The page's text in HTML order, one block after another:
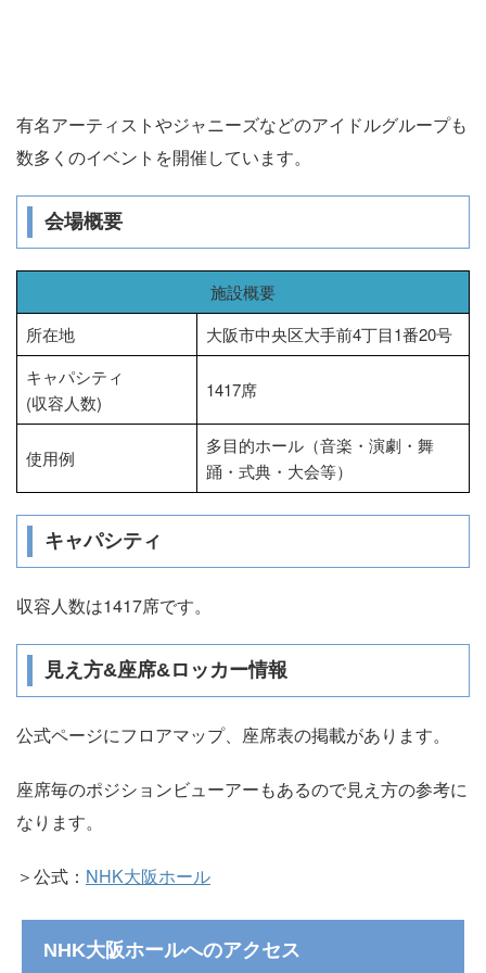
有名アーティストやジャニーズなどのアイドルグループも
数多くのイベントを開催しています。
会場概要
施設概要
所在地
大阪市中央区大手前4丁目1番20号
キャパシティ
(収容人数)
1417席
使用例
多目的ホール（音楽・演劇・舞
踊・式典・大会等）
キャパシティ
収容人数は1417席です。
見え方&座席&ロッカー情報
公式ページにフロアマップ、座席表の掲載があります。
座席毎のポジションビューアーもあるので見え方の参考に
なります。
＞公式： NHK大阪ホール
NHK大阪ホールへのアクセス